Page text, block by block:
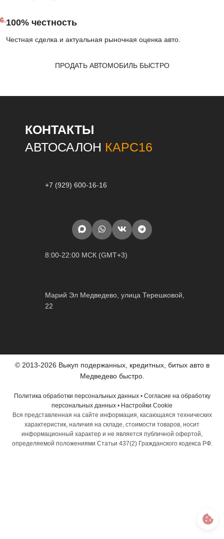
6.100% честность
Честная сделка и актуальная рыночная оценка авто.
ПРОДАТЬ АВТОМОБИЛЬ БЫСТРО
КОНТАКТЫ
АВТОСАЛОН КАРС16
+7 (929) 600-16-16
8:00-22:00 МСК (GMT+3)
Марий Эл Медведево, улица Терешковой,
22
© 2013-2026 Выкуп подержанных, кредитных, битых авто в
Медведево быстро.
Политика обработки персональных данных• Согласие на обработку
персональных данных • Настройки Cookie
Вся представленная на сайте информация, касающаяся технических
характеристик, наличия на складе, стоимости товаров, носит
информационный характер и не является публичной офертой,
определяемой положениями Статьи 437(2) Гражданского кодекса РФ.